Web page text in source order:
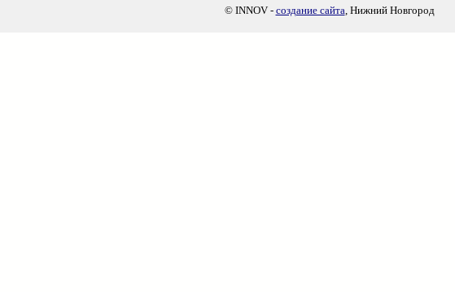
© INNOV - создание сайта, Нижний Новгород